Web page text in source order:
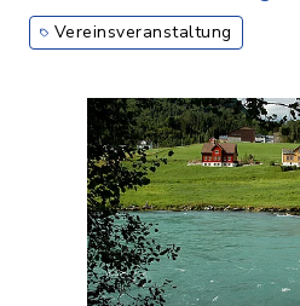
Vereinsveranstaltung